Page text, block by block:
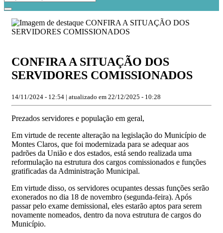
CONFIRA A SITUAÇÃO DOS
SERVIDORES COMISSIONADOS
14/11/2024 - 12:54 | atualizado em 22/12/2025 - 10:28
Prezados servidores e população em geral,
Em virtude de recente alteração na legislação do Município de
Montes Claros, que foi modernizada para se adequar aos
padrões da União e dos estados, está sendo realizada uma
reformulação na estrutura dos cargos comissionados e funções
gratificadas da Administração Municipal.
Em virtude disso, os servidores ocupantes dessas funções serão
exonerados no dia 18 de novembro (segunda-feira). Após
passar pelo exame demissional, eles estarão aptos para serem
novamente nomeados, dentro da nova estrutura de cargos do
Município.